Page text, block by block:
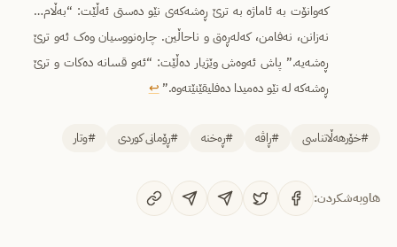
کەوانۆت بە ئاماژە بە ترێ ڕەشەکەی نێو دەستی ئەڵێت: “بەڵام…
نەزانن، نەفامن، کەلەڕەق و ناحاڵین. چارەنووسیان وەک ئەو ترێ
ڕەشەیە.” پاش ئەوەش وێژیار دەڵێت: “ئەو قسانە دەکات و ترێ
ڕەشەکە لە نێو دەمیدا دەفلیقێنێتەوە.”↩︎
#خۆرهەڵاتناسی #ڕاڤە #ڕەخنە #ڕۆمانی کوردی #وتار
هاوبەشکردن: